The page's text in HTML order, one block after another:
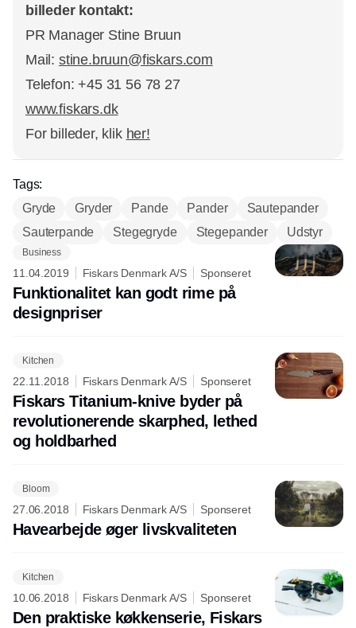
billeder kontakt:
PR Manager Stine Bruun
Mail: stine.bruun@fiskars.com
Telefon: +45 31 56 78 27
www.fiskars.dk
For billeder, klik her!
Tags:
Gryde
Gryder Pande Pander
Sautepander
Sauterpande
Stegegryde Stegepander Udstyr
Business
11.04.2019 Fiskars Denmark A/S Sponseret
Funktionalitet kan godt rime på
designpriser
Kitchen
22.11.2018 Fiskars Denmark A/S Sponseret
Fiskars Titanium-knive byder på
revolutionerende skarphed, lethed
og holdbarhed
Bloom
27.06.2018 Fiskars Denmark A/S Sponseret
Havearbejde øger livskvaliteten
Kitchen
10.06.2018 Fiskars Denmark A/S Sponseret
Den praktiske køkkenserie, Fiskars